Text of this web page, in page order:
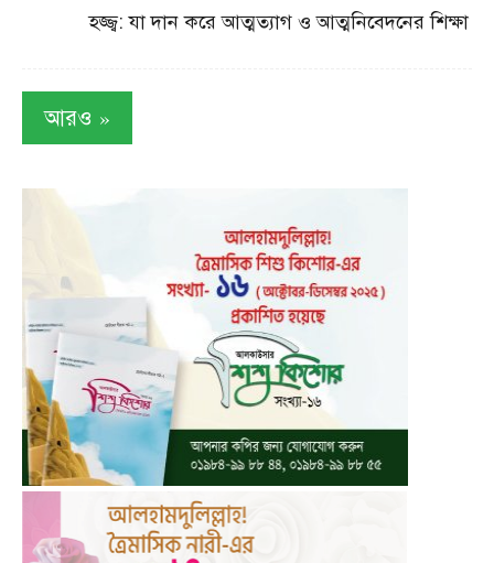
হজ্জ্ব: যা দান করে আত্মত্যাগ ও আত্মনিবেদনের শিক্ষা
আরও »